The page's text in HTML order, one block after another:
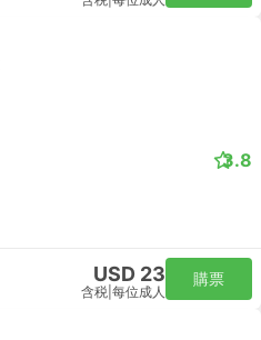
3.8
USD 23
含税 每位成人
購票